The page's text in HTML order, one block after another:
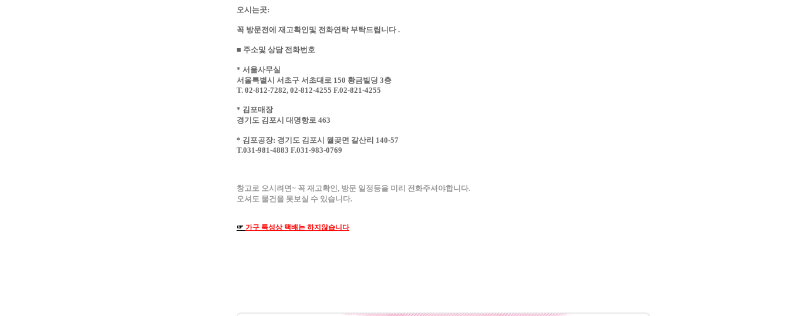
오시는곳:
꼭 방문전에 재고확인및 전화연락 부탁드립니다 .
■ 주소및 상담 전화번호
* 서울사무실
서울특별시 서초구 서초대로 150 황금빌딩 3층
T. 02-812-7282, 02-812-4255 F.02-821-4255
* 김포매장
경기도 김포시 대명항로 463
* 김포공장: 경기도 김포시 월곶면 갈산리 140-57
T.031-981-4883 F.031-983-0769
창고로 오시려면~ 꼭 재고확인, 방문 일정등을 미리 전화주셔야합니다.
오셔도 물건을 못보실 수 있습니다.
☞ 가구 특성상 택배는 하지않습니다